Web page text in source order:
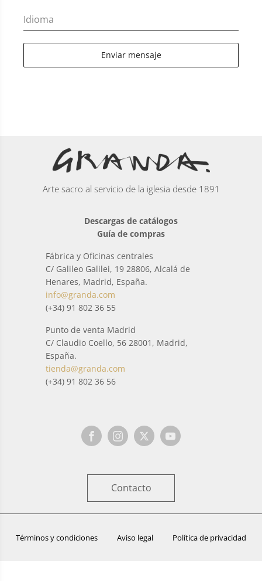
Idioma
Enviar mensaje
Arte sacro al servicio de la iglesia desde 1891
Descargas de catálogos
Guía de compras
Fábrica y Oficinas centrales
C/ Galileo Galilei, 19 28806, Alcalá de
Henares, Madrid, España.
info@granda.com
(+34) 91 802 36 55
Punto de venta Madrid
C/ Claudio Coello, 56 28001, Madrid,
España.
tienda@granda.com
(+34) 91 802 36 56
Contacto
Términos y condiciones Aviso legal Política de privacidad